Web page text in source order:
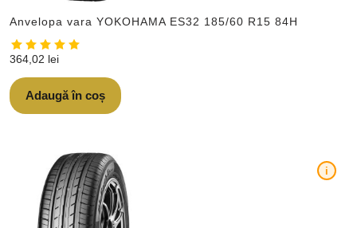
Anvelopa vara YOKOHAMA ES32 185/60 R15 84H
364,02 lei
Adaugă în coș
i